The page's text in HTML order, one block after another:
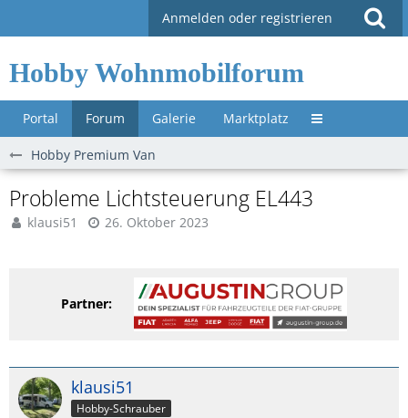
Anmelden oder registrieren
Hobby Wohnmobilforum
Portal Forum Galerie Marktplatz Untermenü »
Hobby Premium Van
Probleme Lichtsteuerung EL443
klausi51 26. Oktober 2023
Partner:
klausi51
Hobby-Schrauber